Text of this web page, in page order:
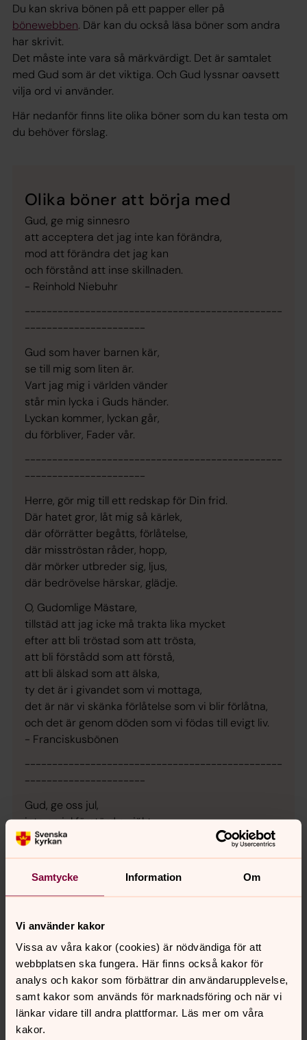
Samtycke Information Om
Vi använder kakor
Vissa av våra kakor (cookies) är nödvändiga för att
webbplatsen ska fungera. Här finns också kakor för
analys och kakor som förbättrar din användarupplevelse,
samt kakor som används för marknadsföring och när vi
länkar vidare till andra plattformar. Läs mer om våra
kakor.
Du kan skriva bönen på ett papper eller på
bönewebben. Där kan du också läsa böner som andra
har skrivit.
Det måste inte vara så märkvärdigt. Det är samtalet
med Gud som är det viktiga. Och Gud lyssnar oavsett
vilja ord vi använder.
Här nedanför finns lite olika böner som du kan testa om
du behöver förslag.
Olika böner att börja med
Gud, ge mig sinnesro
att acceptera det jag inte kan förändra,
mod att förändra det jag kan
och förstånd att inse skillnaden.
- Reinhold Niebuhr
-----------------------------------------------
----------------------
Gud som haver barnen kär,
se till mig som liten är.
Vart jag mig i världen vänder
står min lycka i Guds händer.
Lyckan kommer, lyckan går,
du förbliver, Fader vår.
-----------------------------------------------
----------------------
Herre, gör mig till ett redskap för Din frid.
Där hatet gror, låt mig så kärlek,
där oförrätter begåtts, förlåtelse,
där misströstan råder, hopp,
där mörker utbreder sig, ljus,
där bedrövelse härskar, glädje.
O, Gudomlige Mästare,
tillstäd att jag icke må trakta lika mycket
efter att bli tröstad som att trösta,
att bli förstådd som att förstå,
att bli älskad som att älska,
ty det är i givandet som vi mottaga,
det är när vi skänka förlåtelse som vi blir förlåtna,
och det är genom döden som vi födas till evigt liv.
- Franciskusbönen
-----------------------------------------------
----------------------
Gud, ge oss jul,
inte en jul förstörd av jäkt,
inte en jul av bara julklappar och mat,
inte ens en jul av ljuslågor, stämning, minnen.
Ge oss en jul under Jesu ögon, med honom som
bordsgäst,
eller närvarande genom en sparbössa för
En jul med Jesus, osynlig men välsignande allt,
och därför med barnsligt glada skratt mitt i allvaret;
en jul med frid som världen inte kan ge,
den frid som övergår allt förstånd.
Gud, ge oss jul.